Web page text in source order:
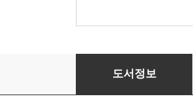
과로사 할래? 퇴사 할래?
도서정보